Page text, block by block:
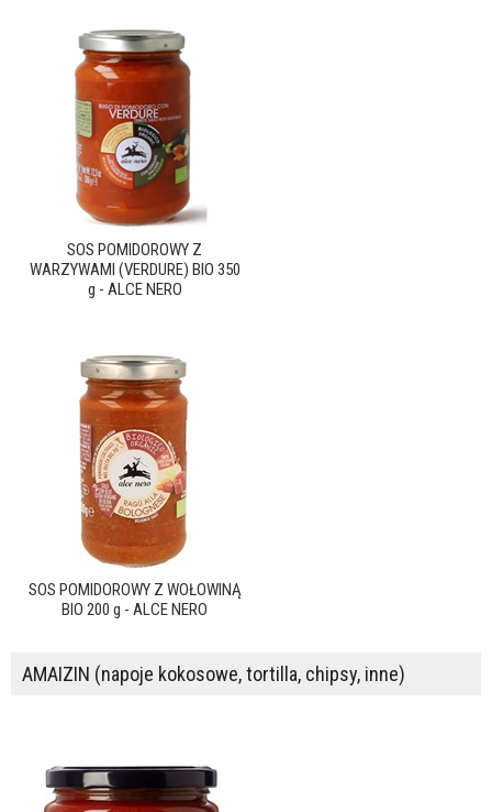
SOS POMIDOROWY Z
WARZYWAMI (VERDURE) BIO 350
g - ALCE NERO
SOS POMIDOROWY Z WOŁOWINĄ
BIO 200 g - ALCE NERO
AMAIZIN (napoje kokosowe, tortilla, chipsy, inne)